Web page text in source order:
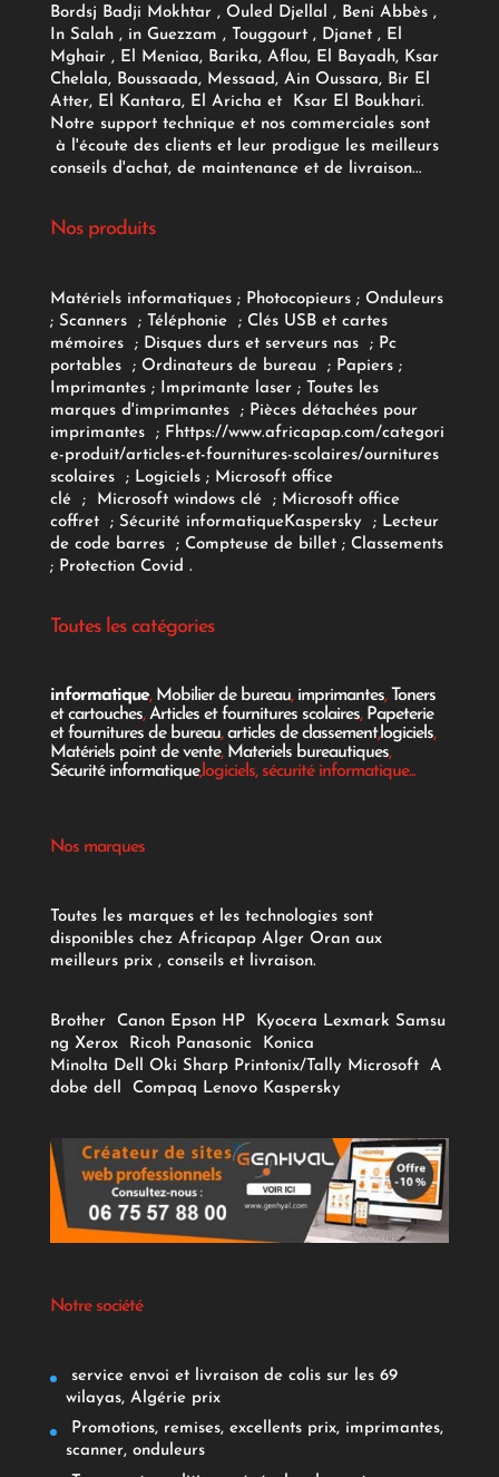
Bordsj Badji Mokhtar , Ouled Djellal , Beni Abbès ,
In Salah , in Guezzam , Touggourt , Djanet , El
Mghair , El Meniaa, Barika, Aflou, El Bayadh, Ksar
Chelala, Boussaada, Messaad, Ain Oussara, Bir El
Atter, El Kantara, El Aricha et Ksar El Boukhari.
Notre support technique et nos commerciales sont
à l'écoute des clients et leur prodigue les meilleurs
conseils d'achat, de maintenance et de livraison...
Nos produits
Matériels informatiques; Photocopieurs; Onduleurs
; Scanners ; Téléphonie ; Clés USB et cartes
mémoires
; Disques durs et serveurs nas ; Pc
portables
; Ordinateurs de bureau ; Papiers;
Imprimantes;Imprimante laser;
Toutes les
marques d'imprimantes
; Pièces détachées pour
imprimantes
; F https://www.africapap.com/categori
e-produit/articles-et-fournitures-scolaires/ournitures
scolaires; Logiciels ; Microsoft office
clé
; Microsoft windows clé; Microsoft office
coffret ; Sécurité informatiqueKaspersky ; Lecteur
de code barres
; Compteuse de billet; Classements
; Protection Covid .
Toutes les catégories
informatique, Mobilier de bureau, imprimantes, Toners
et cartouches,Articles et fournitures scolaires, Papeterie
et fournitures de bureau,articles de classement,logiciels,
Matériels point de vente, Materiels bureautiques,
Sécurité informatique,logiciels, sécurité informatique...
Nos marques
Toutes les marques et les technologies sont
disponibles chez Africapap Alger Oran aux
meilleurs prix , conseils et livraison.
Brother Canon Epson HP Kyocera Lexmark Samsu
ng Xerox Ricoh Panasonic
Konica
Minolta Dell Oki Sharp Printonix/Tally Microsoft
A
dobe dell Compaq Lenovo Kaspersky
Notre société
service envoi et livraison de colis sur les 69
wilayas, Algérie prix
Promotions, remises, excellents prix, imprimantes,
scanner, onduleurs